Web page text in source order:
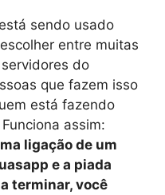
sendo usado
entre muitas
do
que fazem isso
está fazendo
assim:
ligação de um
e a piada
terminar, você